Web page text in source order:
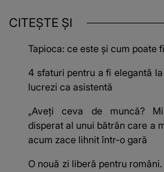
CITEȘTE ȘI
Tapioca: ce este și cum poate
4 sfaturi pentru a fi elegantă
lucrezi ca asistentă
„Aveți ceva de muncă?
disperat al unui bătrân care a
acum zace lihnit într-o gară
O nouă zi liberă pentru